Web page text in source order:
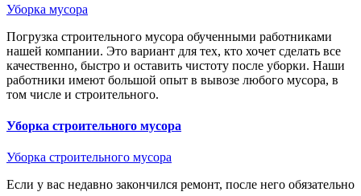
Уборка мусора
Погрузка строительного мусора обученными работниками
нашей компании. Это вариант для тех, кто хочет сделать все
качественно, быстро и оставить чистоту после уборки. Наши
работники имеют большой опыт в вывозе любого мусора, в
том числе и строительного.
Уборка строительного мусора
Уборка строительного мусора
Если у вас недавно закончился ремонт, после него обязательно